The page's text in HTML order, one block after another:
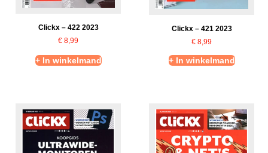
Clickx – 422 2023
€ 8,99
+ In winkelmand
Clickx – 421 2023
€ 8,99
+ In winkelmand